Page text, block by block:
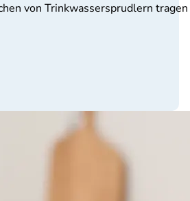
von Trinkwassersprudlern